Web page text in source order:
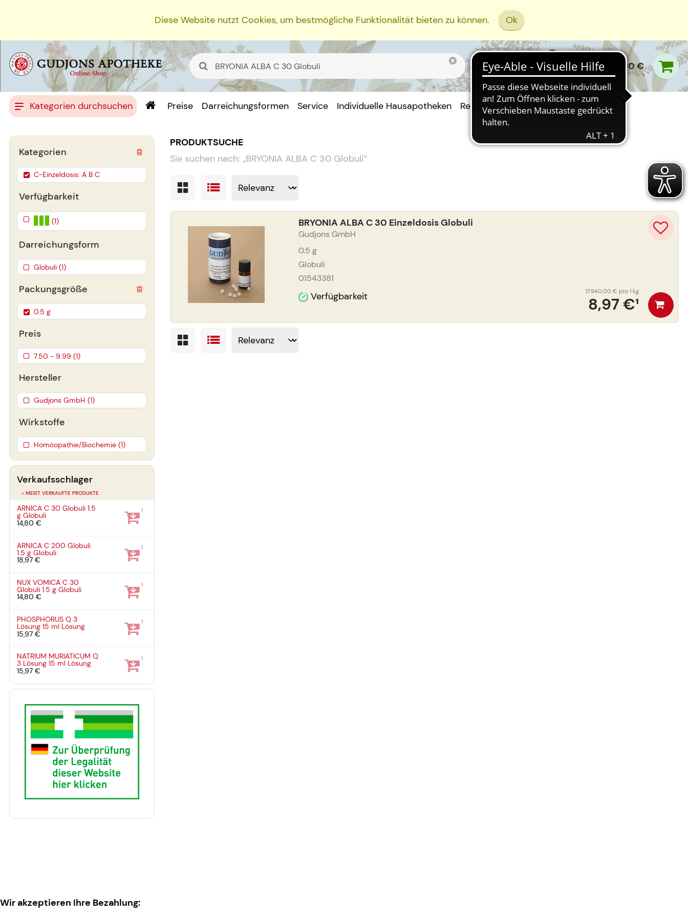
Diese Website nutzt Cookies, um bestmögliche Funktionalität bieten zu können. Ok
0,00 €
Kategorien durchsuchen Preise Darreichungsformen Service Individuelle Hausapotheken Rezept Einreichen
PRODUKTSUCHE
Sie suchen nach: „BRYONIA ALBA C 30 Globuli“
BRYONIA ALBA C 30 Einzeldosis Globuli
Gudjons GmbH
0.5 g
Globuli
01543381
Verfügbarkeit 8,97 €¹
17.940,00 € pro 1 kg
Verfügbarkeit
(1)
Darreichungsform
Globuli (1)
Packungsgröße
0.5 g
Preis
7.50 - 9.99 (1)
Hersteller
Gudjons GmbH (1)
Wirkstoffe
Homöopathie/Biochemie (1)
Kategorien
C-Einzeldosis: A B C
Verkaufsschlager
» MEIST VERKAUFTE PRODUKTE
ARNICA C 30 Globuli1.5
gGlobuli
14,80 €
1
ARNICA C 200 Globuli
1.5 gGlobuli
18,97 €
1
NUX VOMICA C 30
Globuli1.5 gGlobuli
14,80 €
1
PHOSPHORUS Q 3
Lösung15 ml Lösung
15,97 €
1
NATRIUM MURIATICUM Q
3 Lösung15 ml Lösung
15,97 €
1
Wir akzeptieren Ihre Bezahlung: